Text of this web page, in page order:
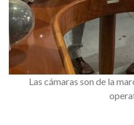
Las cámaras son de la